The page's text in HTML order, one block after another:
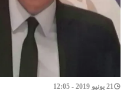
21 يونيو 2019 - 12:05